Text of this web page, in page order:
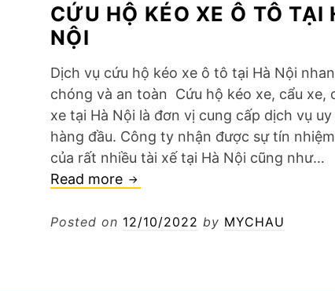
CỨU HỘ KÉO XE Ô TÔ TẠI
NỘI
Dịch vụ cứu hộ kéo xe ô tô tại Hà Nội
chóng và an toàn Cứu hộ kéo xe, cẩu xe,
xe tại Hà Nội là đơn vị cung cấp dịch vụ
hàng đầu. Công ty nhận được sự tín nhiệm
của rất nhiều tài xế tại Hà Nội cũng như…
Read more Cứu
kéo
Posted on 12/10/2022 by MYCHAU